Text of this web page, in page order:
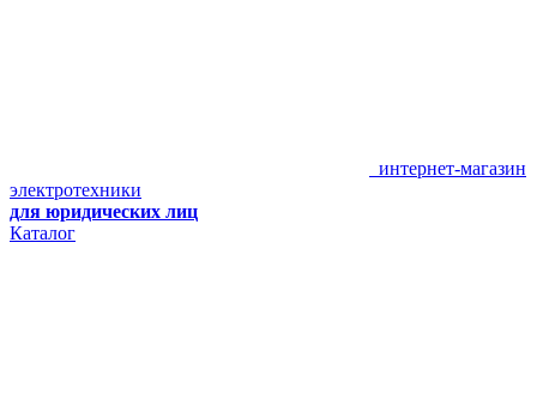
интернет-магазин
электротехники
для юридических лиц
Каталог